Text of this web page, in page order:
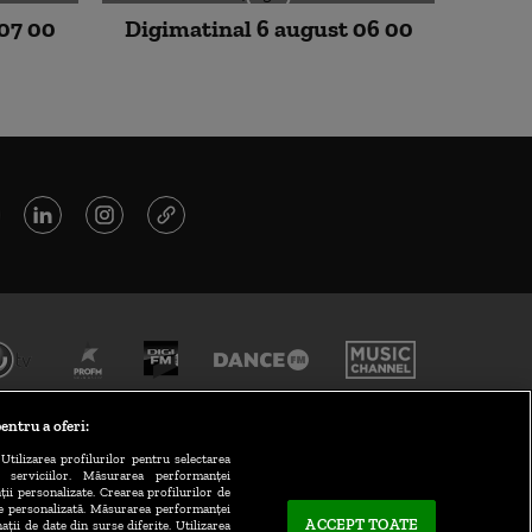
00 Digimatinal 6 august 06 00
a oferi:
profilurilor pentru selectarea
Măsurarea performanței
personalizate. Crearea profilurilor de
Măsurarea performanței
de date din surse diferite. Utilizarea
ACCEPT TOATE